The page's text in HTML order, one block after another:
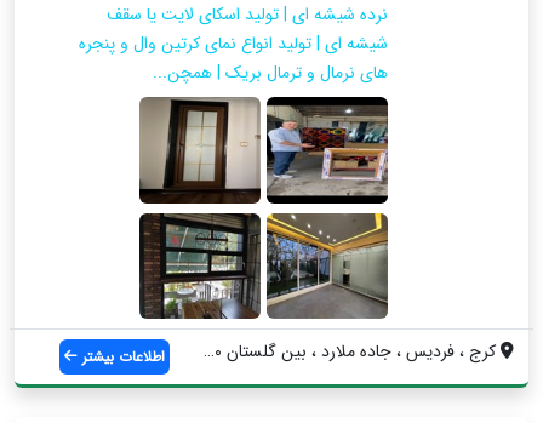
نرده شیشه ای | تولید اسکای لایت یا سقف
شیشه ای | تولید انواع نمای کرتین وال و پنجره
های نرمال و ترمال بریک | همچن...
کرج ، فردیس ، جاده ملارد ، بین گلستان ۲۰... اطلاعات بیشتر